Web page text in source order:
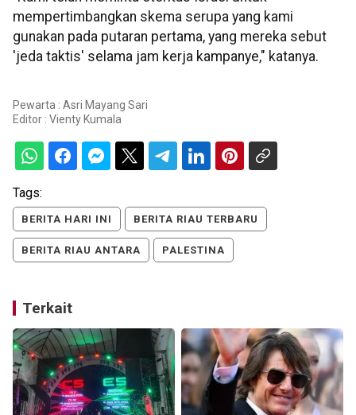
mempertimbangkan skema serupa yang kami
gunakan pada putaran pertama, yang mereka sebut
'jeda taktis' selama jam kerja kampanye," katanya.
Pewarta : Asri Mayang Sari
Editor : Vienty Kumala
Tags:
BERITA HARI INI BERITA RIAU TERBARU
BERITA RIAU ANTARA PALESTINA
Terkait